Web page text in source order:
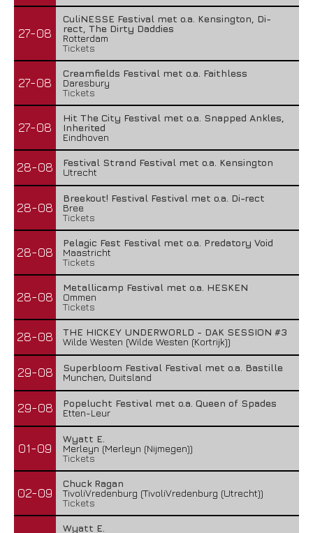
27-08
CuliNESSE Festival met o.a. Kensington, Di-
rect, The Dirty Daddies
Rotterdam
Tickets
27-08
Creamfields Festival met o.a. Faithless
Daresbury
Tickets
27-08
Hit The City Festival met o.a. Snapped Ankles,
Inherited
Eindhoven
28-08
Festival Strand Festival met o.a. Kensington
Utrecht
28-08
Breekout! Festival Festival met o.a. Di-rect
Bree
Tickets
28-08
Pelagic Fest Festival met o.a. Predatory Void
Maastricht
Tickets
28-08
Metallicamp Festival met o.a. HESKEN
Ommen
Tickets
28-08
THE HICKEY UNDERWORLD - DAK SESSION #3
Wilde Westen (Wilde Westen (Kortrijk))
29-08
Superbloom Festival Festival met o.a. Bastille
Munchen, Duitsland
29-08
Popelucht Festival met o.a. Queen of Spades
Etten-Leur
01-09
Wyatt E.
Merleyn (Merleyn (Nijmegen))
Tickets
02-09
Chuck Ragan
TivoliVredenburg (TivoliVredenburg (Utrecht))
Tickets
Wyatt E.